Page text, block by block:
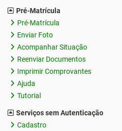
Pré-Matrícula
Pré-Matrícula
Enviar Foto
Acompanhar Situação
Reenviar Documentos
Imprimir Comprovantes
Ajuda
Tutorial
Serviços sem Autenticação
Cadastro